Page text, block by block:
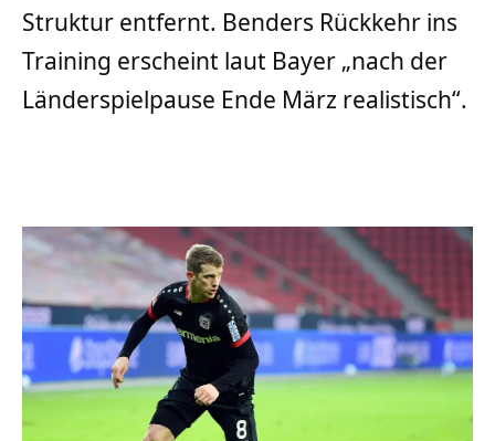
Struktur entfernt. Benders Rückkehr ins
Training erscheint laut Bayer „nach der
Länderspielpause Ende März realistisch“.